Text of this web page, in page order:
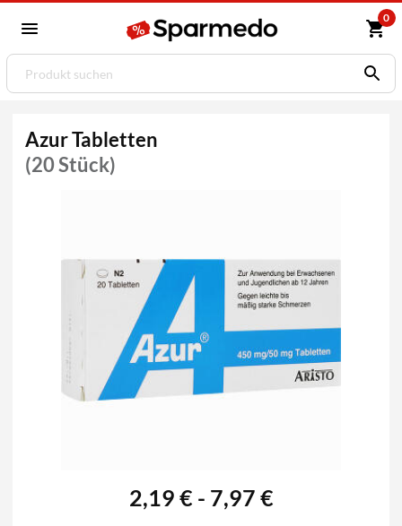
0
Azur Tabletten
(20 Stück)
2,19 € - 7,97 €